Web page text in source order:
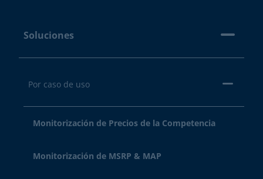
Soluciones
Por caso de uso
Monitorización de Precios de la Competencia
Monitorización de MSRP & MAP